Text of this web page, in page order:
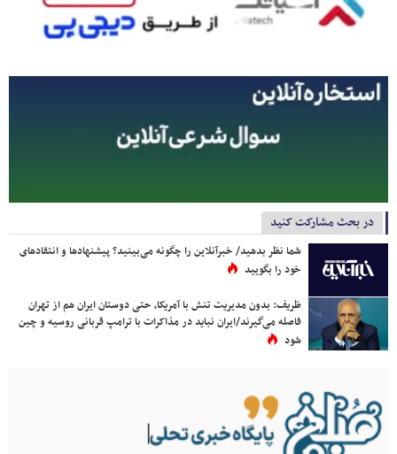
در بحث مشارکت کنید
شما نظر بدهید/ خبرآنلاین را چگونه می‌بینید؟ پیشنهادها و انتقادهای
خود را بگویید
ظریف: بدون مدیریت تنش با آمریکا، حتی دوستان ایران هم از تهران
فاصله می‌گیرند/ایران نباید در مذاکرات با ترامپ قربانی روسیه و چین
شود